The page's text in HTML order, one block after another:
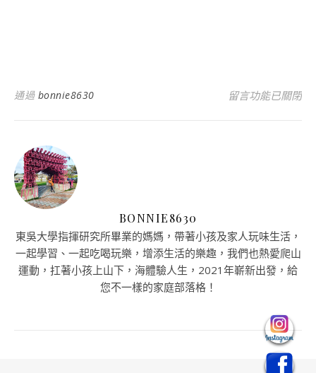
通過 bonnie8630 在〈
留言功能已關閉
BONNIE8630
東吳大學指揮研究所畢業的媽媽，帶著小孩及家人玩味生活，
一起學習、一起吃喝玩樂，增添生活的樂趣，我們也熱愛爬山
運動，扛著小孩上山下，海體驗人生，2021年嶄新出發，給
您不一樣的家庭部落格！